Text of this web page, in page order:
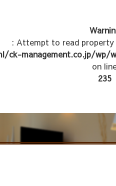
: Attempt to read
ck-management.co.jp/
on
235